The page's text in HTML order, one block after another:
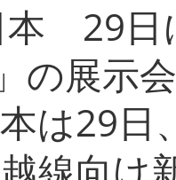
29日
の展示会
は29日